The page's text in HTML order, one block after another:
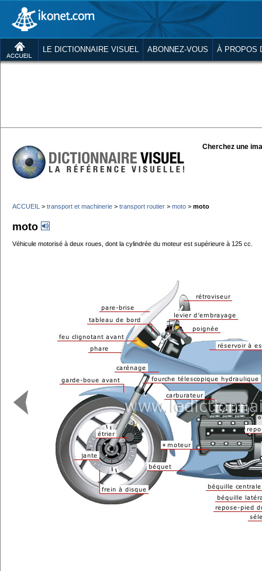
LE DICTIONNAIRE VISUEL ABONNEZ-VOUS À PROPOS
Cherchez une
ACCUEIL > transport et machinerie > transport routier > moto > moto
moto
Véhicule motorisé à deux roues, dont la cylindrée du moteur est supérieure à 125 cc.